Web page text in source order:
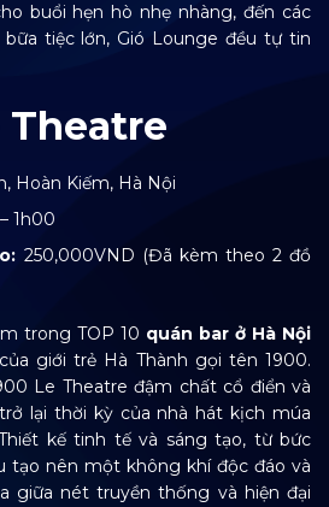
buổi hẹn hò nhẹ nhàng, đến các
tiệc lớn, Gió Lounge đều tự tin
Theatre
Hoàn Kiếm, Hà Nội
1h00
250,000VND (Đã kèm theo 2 đồ
trong TOP 10 quán bar ở Hà Nội
giới trẻ Hà Thành gọi tên 1900.
Le Theatre đậm chất cổ điển và
lại thời kỳ của nhà hát kịch múa
kế tinh tế và sáng tạo, từ bức
tạo nên một không khí độc đáo và
giữa nét truyền thống và hiện đại